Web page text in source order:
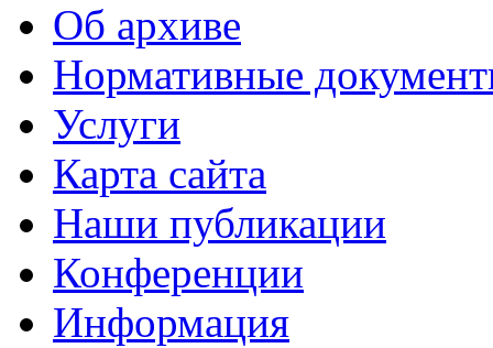
Об архиве
Нормативные
Услуги
Карта сайта
Наши публикации
Конференции
Информация